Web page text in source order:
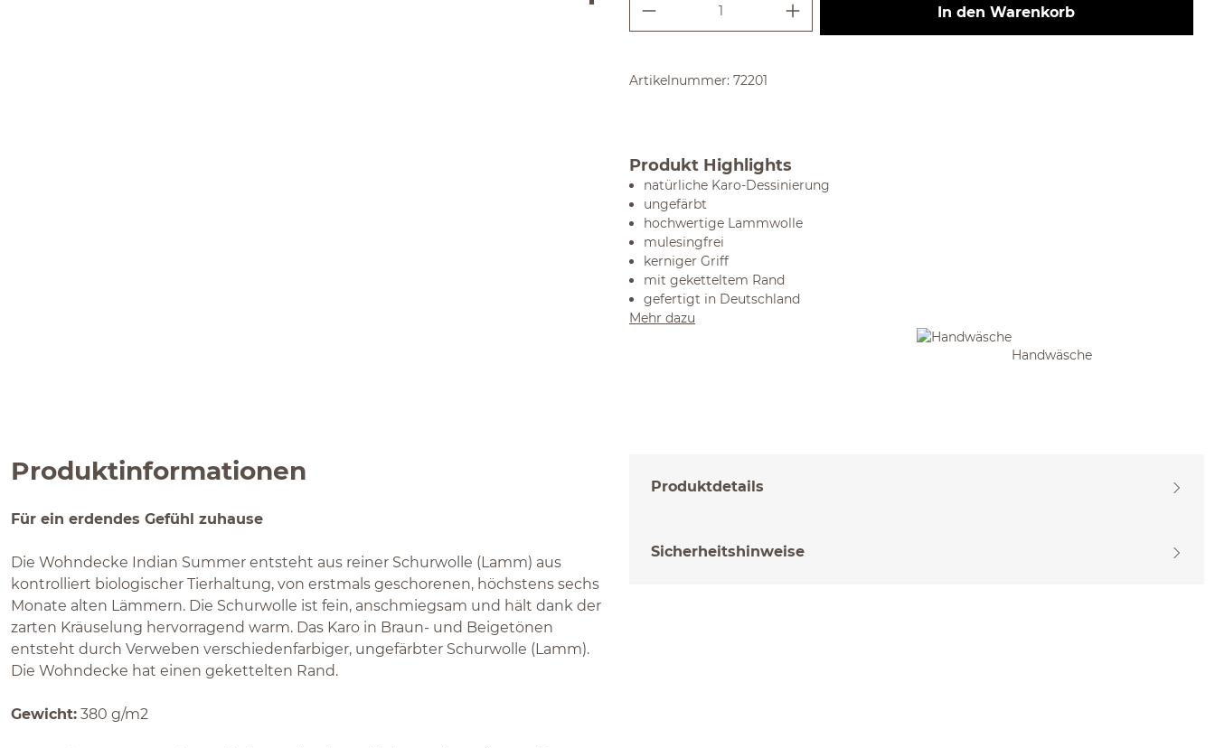
In den Warenkorb
Artikelnummer: 72201
Produkt Highlights
natürliche Karo-Dessinierung
ungefärbt
hochwertige Lammwolle
mulesingfrei
kerniger Griff
mit geketteltem Rand
gefertigt in Deutschland
Mehr dazu
Handwäsche
Produktinformationen
Für ein erdendes Gefühl zuhause
Die Wohndecke Indian Summer entsteht aus reiner Schurwolle (Lamm) aus
kontrolliert biologischer Tierhaltung, von erstmals geschorenen, höchstens sechs
Monate alten Lämmern. Die Schurwolle ist fein, anschmiegsam und hält dank der
zarten Kräuselung hervorragend warm. Das Karo in Braun- und Beigetönen
entsteht durch Verweben verschiedenfarbiger, ungefärbter Schurwolle (Lamm).
Die Wohndecke hat einen gekettelten Rand.
Gewicht: 380 g/m2
Produktdetails
Sicherheitshinweise